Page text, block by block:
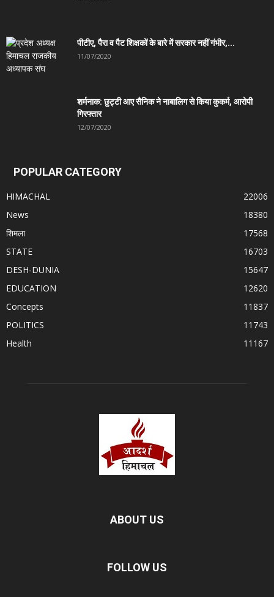
पीटीए, पैरा व पैट शिक्षकों के बारे में सरकार नहीं गंभीर,...
11/07/2020
शर्मनाक: छुट्टी आए सैनिक ने नाबालिग से किया कुकर्म, आरोपी
गिरफ्तार
12/07/2020
POPULAR CATEGORY
HIMACHAL
22006
News
18380
शिमला
17568
STATE
16703
DESH-DUNIA
15647
EDUCATION
12620
Concepts
11837
POLITICS
11743
Health
11167
ABOUT US
FOLLOW US